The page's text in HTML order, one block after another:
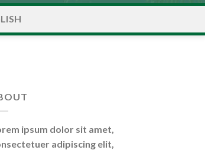
ipsum dolor sit amet,
adipiscing elit,